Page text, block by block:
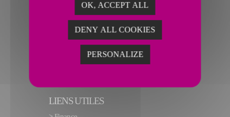
LIENS UTILES
OK, ACCEPT ALL
DENY ALL COOKIES
PERSONALIZE